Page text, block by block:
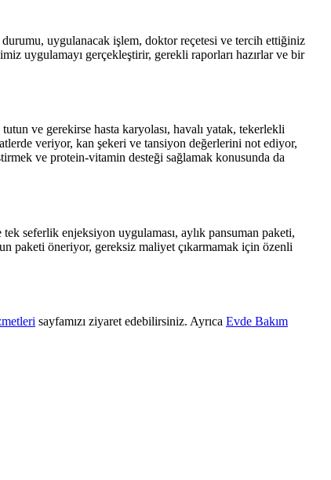
uygulanacak işlem, doktor reçetesi ve tercih ettiğiniz
uygulamayı gerçekleştirir, gerekli raporları hazırlar ve bir
ve gerekirse hasta karyolası, havalı yatak, tekerlekli
veriyor, kan şekeri ve tansiyon değerlerini not ediyor,
ve protein-vitamin desteği sağlamak konusunda da
tek seferlik enjeksiyon uygulaması, aylık pansuman paketi,
paketi öneriyor, gereksiz maliyet çıkarmamak için özenli
sayfamızı ziyaret edebilirsiniz. Ayrıca Evde Bakım